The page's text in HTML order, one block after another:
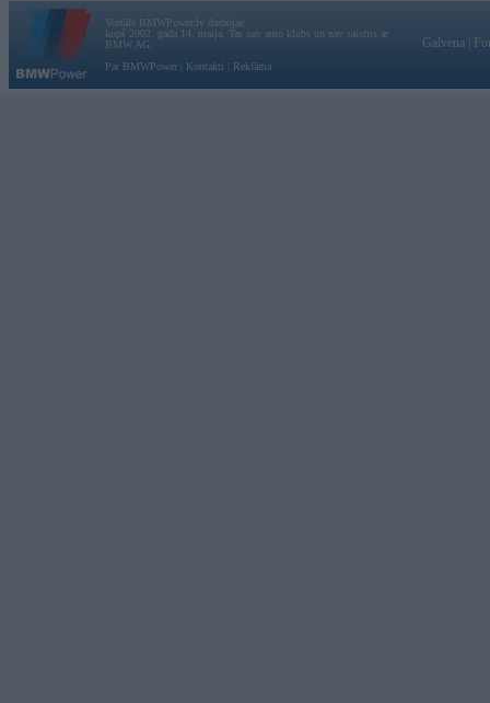
Vortāls BMWPower.lv darbojas
kopš 2002. gada 14. maija. Tas nav auto klubs un nav saistīts ar
BMW AG.
Par BMWPower
Kontakti Reklāma
Galvena